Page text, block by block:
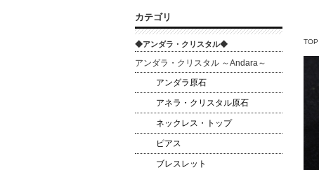
TOP
カテゴリ
◆アンダラ・クリスタル◆
アンダラ・クリスタル ～Andara～
アンダラ原石
アネラ・クリスタル原石
ネックレス・トップ
ピアス
ブレスレット